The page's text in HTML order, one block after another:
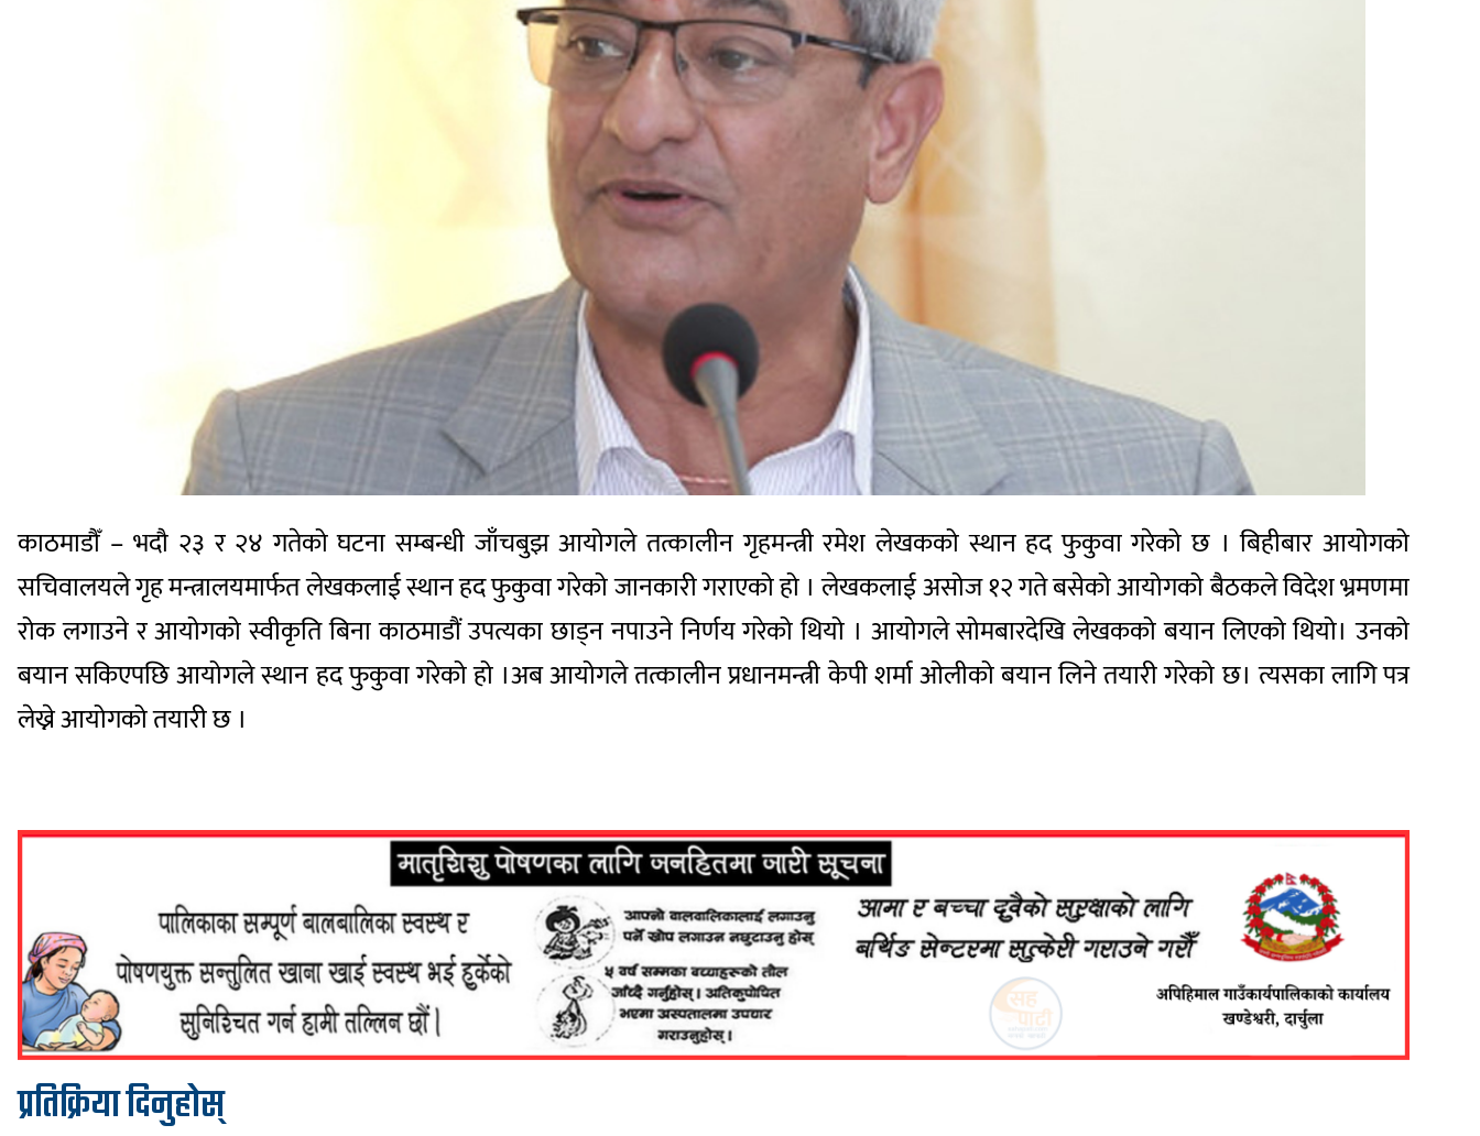
काठमाडौँ – भदौ २३ र २४ गतेको घटना सम्बन्धी जाँचबुझ आयोगले तत्कालीन गृहमन्त्री रमेश लेखकको स्थान हद फुकुवा गरेको छ । बिहीबार आयोगको
सचिवालयले गृह मन्त्रालयमार्फत लेखकलाई स्थान हद फुकुवा गरेको जानकारी गराएको हो । लेखकलाई असोज १२ गते बसेको आयोगको बैठकले विदेश भ्रमणमा
रोक लगाउने र आयोगको स्वीकृति बिना काठमाडौं उपत्यका छाड्न नपाउने निर्णय गरेको थियो । आयोगले सोमबारदेखि लेखकको बयान लिएको थियो। उनको
बयान सकिएपछि आयोगले स्थान हद फुकुवा गरेको हो ।अब आयोगले तत्कालीन प्रधानमन्त्री केपी शर्मा ओलीको बयान लिने तयारी गरेको छ। त्यसका लागि पत्र
लेख्ने आयोगको तयारी छ ।
प्रतिक्रिया दिनुहोस्